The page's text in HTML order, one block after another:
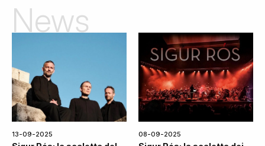
News
13-09-2025 08-09-2025